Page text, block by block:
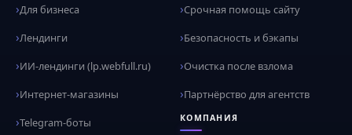
Для бизнеса
Лендинги
ИИ-лендинги (lp.webfull.ru)
Интернет-магазины
Telegram-боты
Срочная помощь сайту
Безопасность и бэкапы
Очистка после взлома
Партнёрство для агентств
КОМПАНИЯ